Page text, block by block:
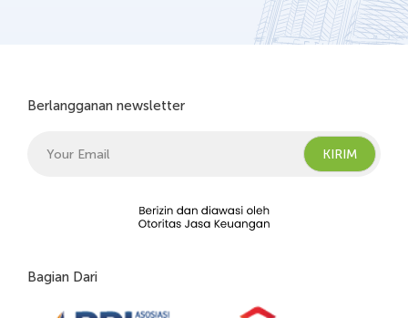
Berlangganan newsletter
Bagian Dari